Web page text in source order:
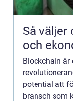
Så väljer
och
Blockchain är
potential att
bransch som